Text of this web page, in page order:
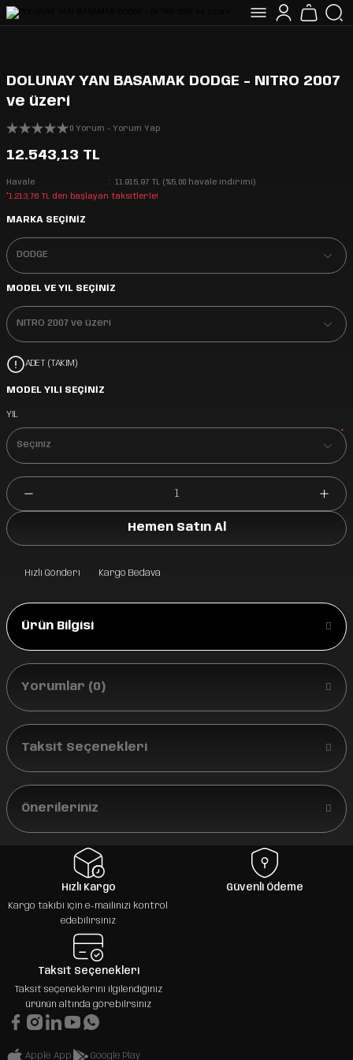
DOLUNAY YAN BASAMAK DODGE - NITRO 2007
ve üzeri
0 Yorum - Yorum Yap
12.543,13 TL
Havale
11.915,97 TL (%5,00 havale indirimi)
*1.213,76 TL den başlayan taksitlerle!
MARKA SEÇİNİZ
MODEL VE YIL SEÇİNİZ
ADET (TAKIM)
MODEL YILI SEÇİNİZ
YIL
*
Hemen Satın Al
Hızlı Gönderi Kargo Bedava
Ürün Bilgisi
Yorumlar (0)
Taksit Seçenekleri
Önerileriniz
Hızlı Kargo
Kargo takibi için e-mailinizi kontrol
edebilirsiniz
Güvenli Ödeme
Taksit Seçenekleri
Taksit seçeneklerini ilgilendiğiniz
ürünün altında görebilrsiniz
Apple App Google Play